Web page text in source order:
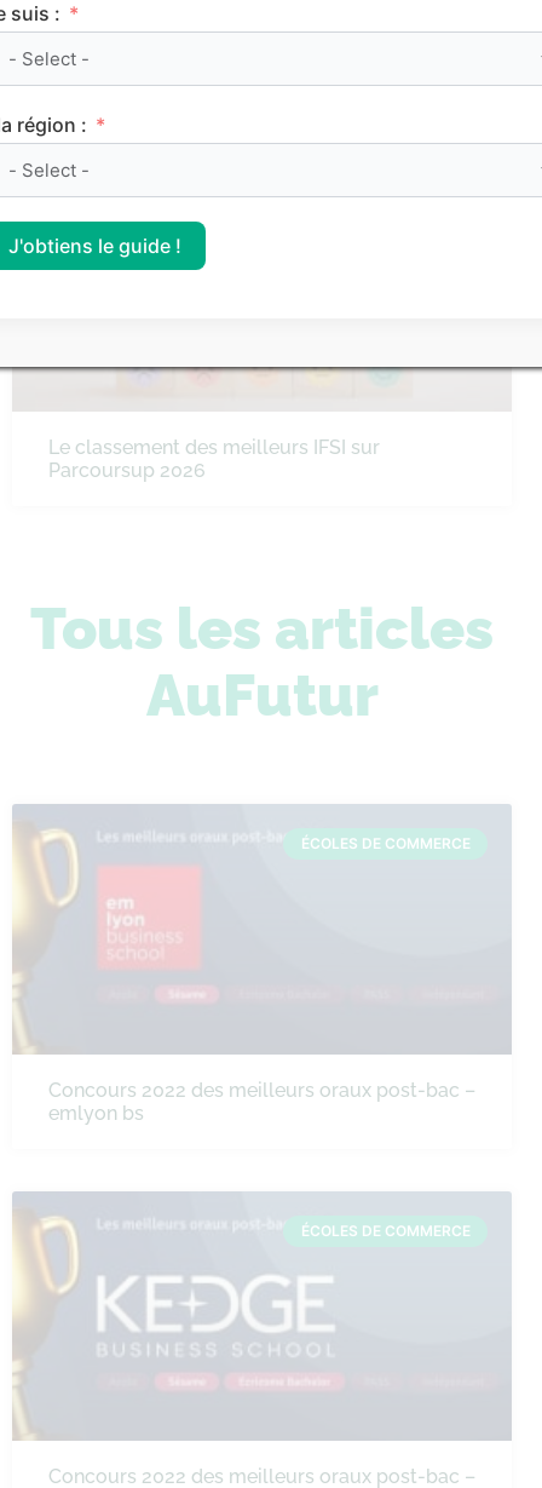
Le classement des meilleurs Sciences Po (IEP)
sur Parcoursup 2026
CLASSEMENTS
Le classement des meilleurs IFSI sur
Parcoursup 2026
Tous les articles
AuFutur
ÉCOLES DE COMMERCE
Concours 2022 des meilleurs oraux post-bac –
emlyon bs
ÉCOLES DE COMMERCE
Concours 2022 des meilleurs oraux post-bac –
suis :
région :
J'obtiens le guide !